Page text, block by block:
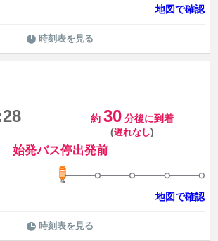
地図で確認
時刻表を見る
約30 分後に到着
(遅れなし)
始発バス停出発前
地図で確認
時刻表を見る